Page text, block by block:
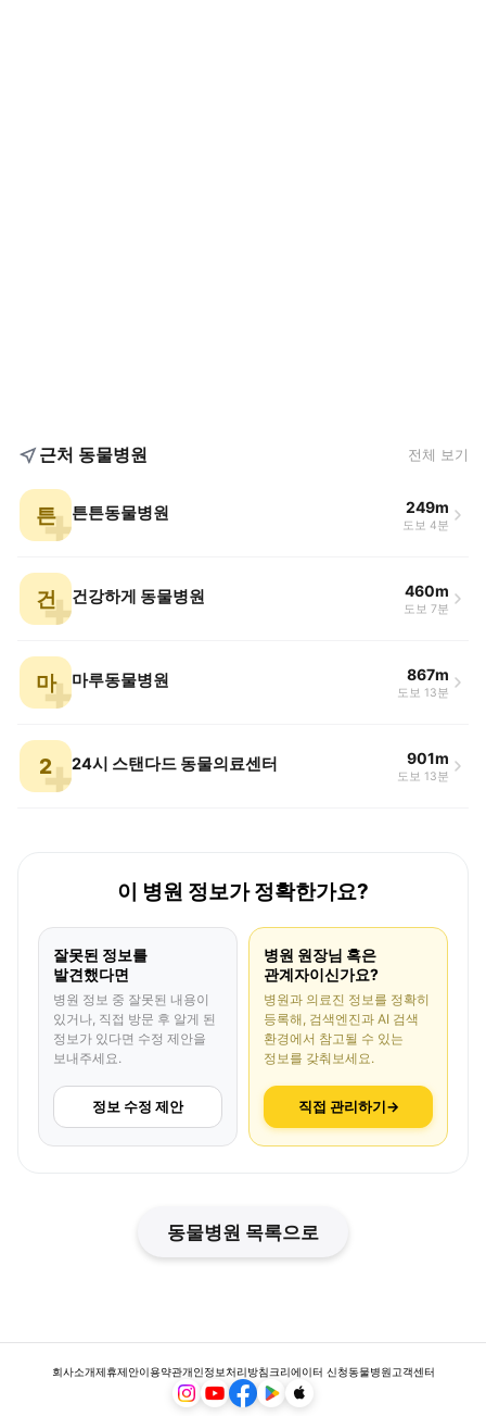
근처 동물병원 전체 보기
튼 튼튼동물병원 249m
도보 4분
건 건강하게 동물병원 460m
도보 7분
마 마루동물병원 867m
도보 13분
2 24시 스탠다드 동물의료센터 901m
도보 13분
이 병원 정보가 정확한가요?
잘못된 정보를
발견했다면
병원 정보 중 잘못된 내용이
있거나, 직접 방문 후 알게 된
정보가 있다면 수정 제안을
보내주세요.
정보 수정 제안
병원 원장님 혹은
관계자이신가요?
병원과 의료진 정보를 정확히
등록해, 검색엔진과 AI 검색
환경에서 참고될 수 있는
정보를 갖춰보세요.
직접 관리하기→
동물병원 목록으로
회사소개제휴제안이용약관개인정보처리방침크리에이터 신청동물병원고객센터